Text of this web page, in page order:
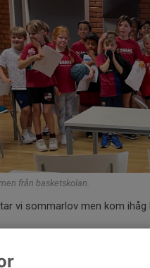
från basketskolan.
vi sommarlov men kom
och Ajnur